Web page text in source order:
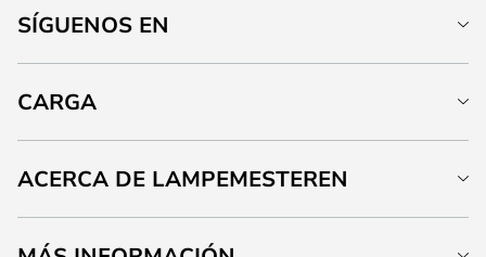
SÍGUENOS EN
CARGA
ACERCA DE LAMPEMESTEREN